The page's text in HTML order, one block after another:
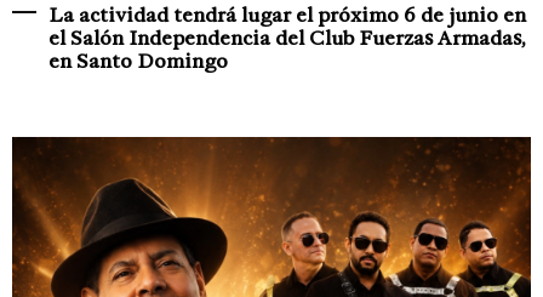
La actividad tendrá lugar el próximo 6 de junio en
el Salón Independencia del Club Fuerzas Armadas,
en Santo Domingo